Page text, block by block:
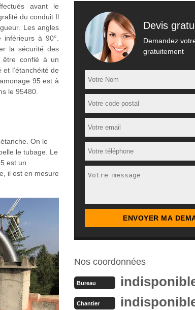
avant le
du conduit Il
Les angles
à 90°.
la sécurité des
être confié à un
l’étanchéité de
95 est à
le 95480.
On le
le tubage. Le
est un
il est en mesure
Devis
Demandez
gratuitement
Nos coordonnées
Bureau
Chantier